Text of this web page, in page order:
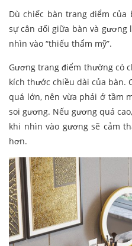
Dù chiếc bàn trang điểm
sự cân đối giữa bàn và
nhìn vào “thiếu thẩm mỹ”.
Gương trang điểm thường có
kích thước chiều dài của bàn.
quá lớn, nên vừa phải ở tầm
soi gương. Nếu gương quá
khi nhìn vào gương sẽ cảm
hơn.